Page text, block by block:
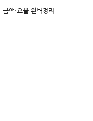
액·요율 완벽정리